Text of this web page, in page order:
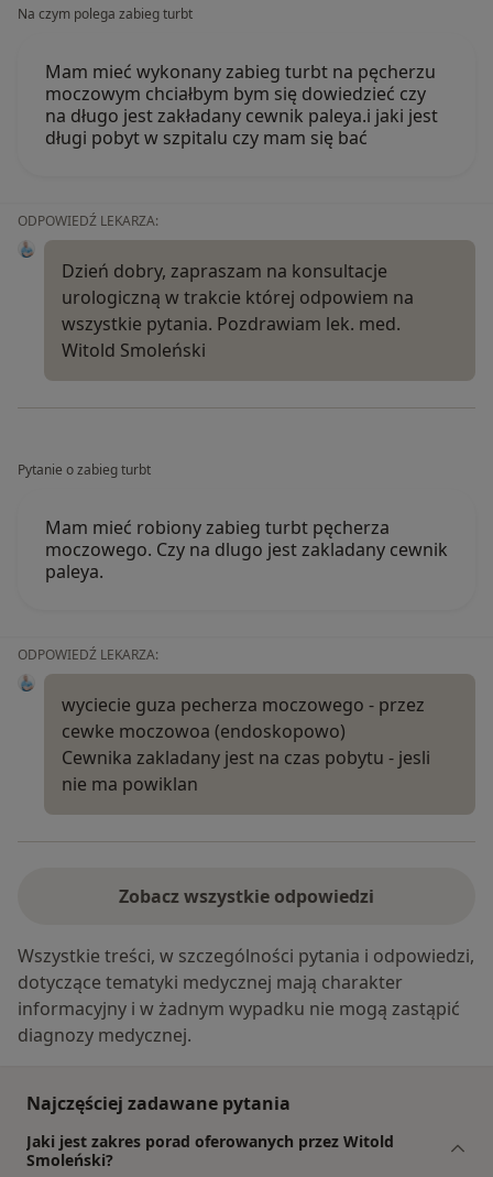
Na czym polega zabieg turbt
Mam mieć wykonany zabieg turbt na pęcherzu
moczowym chciałbym bym się dowiedzieć czy
na długo jest zakładany cewnik paleya.i jaki jest
długi pobyt w szpitalu czy mam się bać
ODPOWIEDŹ LEKARZA:
Dzień dobry, zapraszam na konsultacje
urologiczną w trakcie której odpowiem na
wszystkie pytania. Pozdrawiam lek. med.
Witold Smoleński
Pytanie o zabieg turbt
Mam mieć robiony zabieg turbt pęcherza
moczowego. Czy na dlugo jest zakladany cewnik
paleya.
ODPOWIEDŹ LEKARZA:
wyciecie guza pecherza moczowego - przez
cewke moczowoa (endoskopowo)
Cewnika zakladany jest na czas pobytu - jesli
nie ma powiklan
Zobacz wszystkie odpowiedzi
Wszystkie treści, w szczególności pytania i odpowiedzi,
dotyczące tematyki medycznej mają charakter
informacyjny i w żadnym wypadku nie mogą zastąpić
diagnozy medycznej.
Najczęściej zadawane pytania
Jaki jest zakres porad oferowanych przez Witold
Smoleński?